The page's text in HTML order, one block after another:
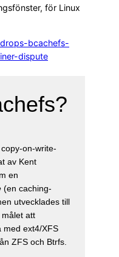
för Linux
bcachefs-
dispute
on-write-
av Kent
en
(en caching-
utvecklades till
att
med ext4/XFS
ZFS och Btrfs.